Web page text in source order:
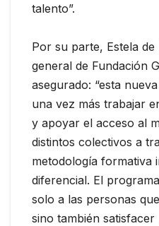
talento”.
Por su parte, Estela
general de Fundación
asegurado: “esta
una vez más trabajar
y apoyar el acceso al
distintos colectivos a
metodología formativa
diferencial. El
solo a las personas
sino también satisfacer